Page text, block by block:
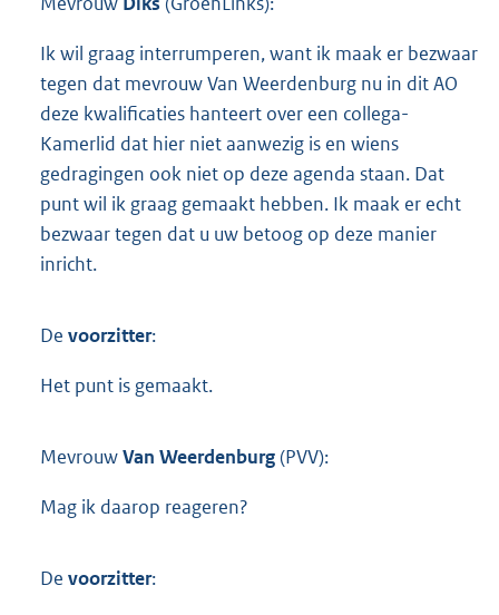
Ik wil graag interrumperen, want ik maak er bezwaar
tegen dat mevrouw Van Weerdenburg nu in dit AO
deze kwalificaties hanteert over een collega-
Kamerlid dat hier niet aanwezig is en wiens
gedragingen ook niet op deze agenda staan. Dat
punt wil ik graag gemaakt hebben. Ik maak er echt
bezwaar tegen dat u uw betoog op deze manier
inricht.
De voorzitter:
Het punt is gemaakt.
MevrouwVan Weerdenburg(PVV):
Mag ik daarop reageren?
De voorzitter: